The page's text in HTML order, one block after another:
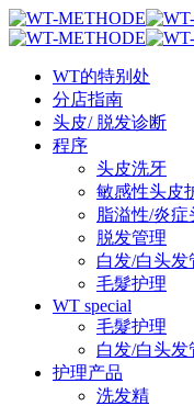
Skip
to
content
Menu
WT的特别处
分店指南
头皮/ 脱发诊断
程序
头皮洗牙
敏感性头皮
脂溢性/炎症
脱发管理
白发/白头发
毛髮护理
WT special
毛髮护理
白发/白头发
护理产品
洗发精